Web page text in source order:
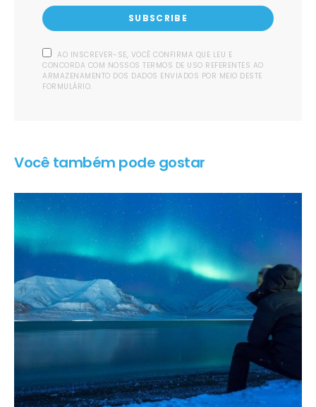
SUBSCRIBE
AO INSCREVER-SE, VOCÊ CONFIRMA QUE LEU E
CONCORDA COM NOSSOS TERMOS DE USO REFERENTES AO
ARMAZENAMENTO DOS DADOS ENVIADOS POR MEIO DESTE
FORMULÁRIO.
Você também pode gostar